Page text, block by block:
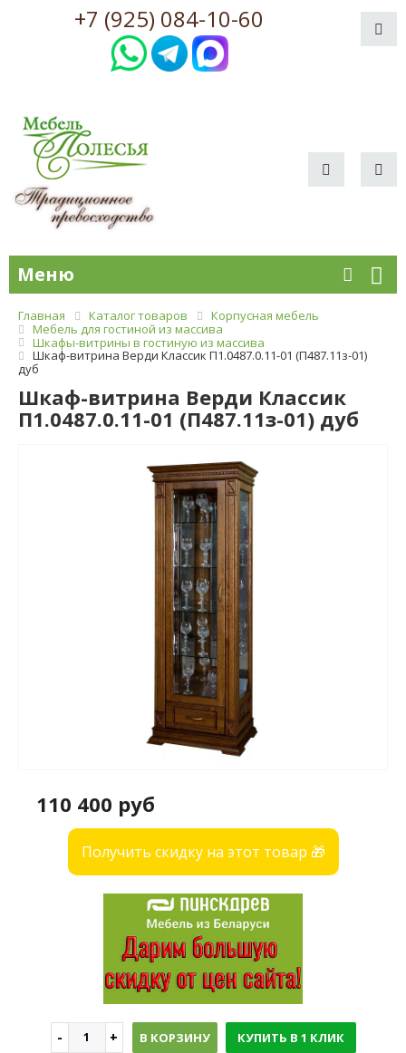
+7 (925) 084-10-60
Меню
Главная Каталог товаров
Корпусная мебель
Мебель для гостиной из массива
Шкафы-витрины в гостиную из массива
Шкаф-витрина Верди Классик П1.0487.0.11-01 (П487.11з-01)
дуб
Шкаф-витрина Верди Классик
П1.0487.0.11-01 (П487.11з-01) дуб
110 400 руб
Получить скидку на этот товар 🎁
В КОРЗИНУ КУПИТЬ В 1 КЛИК